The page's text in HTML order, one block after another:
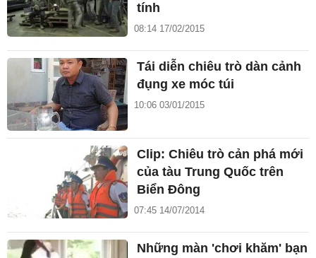
tính
08:14 17/02/2015
Tái diễn chiêu trò dàn cảnh
đụng xe móc túi
10:06 03/01/2015
Clip: Chiêu trò cản phá mới
của tàu Trung Quốc trên
Biển Đông
07:45 14/07/2014
Những màn 'chơi khăm' bạn